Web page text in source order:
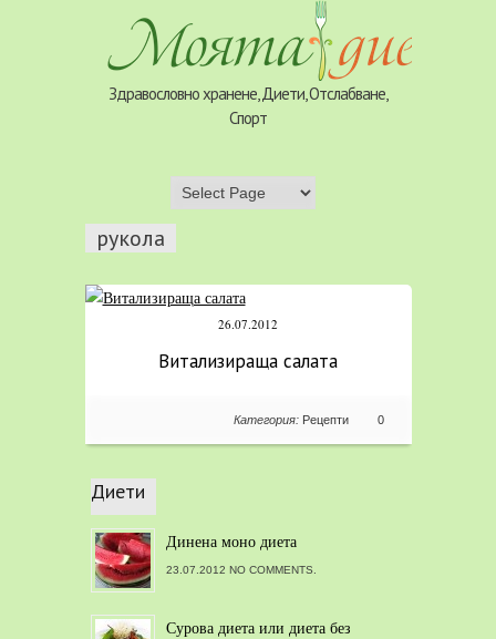
Здравословно хранене, Диети, Отслабване,
Спорт
рукола
26.07.2012
Витализираща салата
0
Категория: Рецепти
Диети
Динена моно диета
23.07.2012 NO COMMENTS.
Сурова диета или диета без